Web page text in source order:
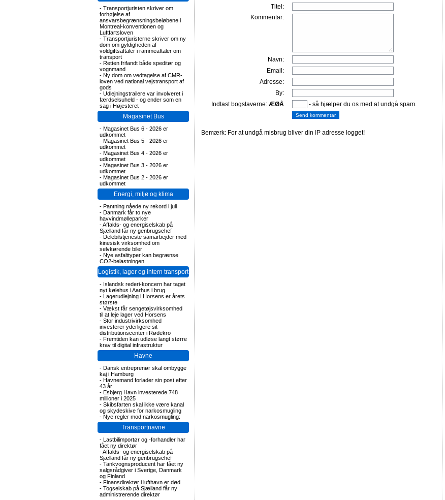
- Transportjuristen skriver om
forhøjelse af
ansvarsbegrænsningsbeløbene i
Montreal-konventionen og
Luftfartsloven
- Transportjuristerne skriver om ny
dom om gyldigheden af
voldgiftsaftaler i rammeaftaler om
transport
- Retten frifandt både speditør og
vognmand
- Ny dom om vedtagelse af CMR-
loven ved national vejstransport af
gods
- Udlejningstrailere var involveret i
færdselsuheld - og ender som en
sag i Højesteret
Magasinet Bus
- Magasinet Bus 6 - 2026 er
udkommet
- Magasinet Bus 5 - 2026 er
udkommet
- Magasinet Bus 4 - 2026 er
udkommet
- Magasinet Bus 3 - 2026 er
udkommet
- Magasinet Bus 2 - 2026 er
udkommet
Energi, miljø og klima
- Pantning nåede ny rekord i juli
- Danmark får to nye
havvindmølleparker
-Affalds- og energiselskab på
Sjælland får ny genbrugschef
- Delebilstjeneste samarbejder med
kinesisk virksomhed om
selvkørende biler
- Nye asfalttyper kan begrænse
CO2-belastningen
Logistik, lager og intern transport
- Islandsk rederi-koncern har taget
nyt kølehus i Aarhus i brug
- Lagerudlejning i Horsens er årets
største
- Vækst får sengetøjsvirksomhed
til at leje lager ved Horsens
- Stor industrivirksomhed
investerer yderligere sit
distributionscenter i Rødekro
- Fremtiden kan udløse langt større
krav til digital infrastruktur
Havne
- Dansk entreprenør skal ombygge
kaj i Hamburg
- Havnemand forlader sin post efter
43 år
- Esbjerg Havn investerede 748
millioner i 2025
- Skibsfarten skal ikke være kanal
og skydeskive for narkosmugling
- Nye regler mod narkosmugling:
Transportnavne
- Lastbilimportør og -forhandler har
fået ny direktør
-Affalds- og energiselskab på
Sjælland får ny genbrugschef
- Tankvognsproducent har fået ny
salgsrådgiver i Sverige, Danmark
og Finland
- Finansdirektør i lufthavn er død
- Togselskab på Sjælland får ny
administrerende direktør
Titel:
Kommentar:
Navn:
Email:
Adresse:
By:
Indtast bogstaverne: ÆØÅ - så hjælper du os med at undgå spam.
Bemærk: For at undgå misbrug bliver din IP adresse logget!